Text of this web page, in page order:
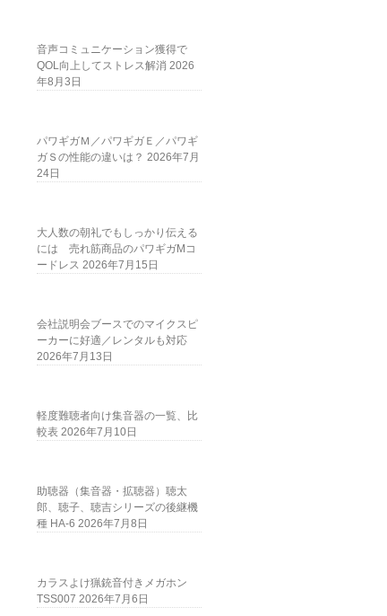
音声コミュニケーション獲得で
QOL向上してストレス解消 2026
年8月3日
パワギガＭ／パワギガＥ／パワギ
ガＳの性能の違いは？ 2026年7月
24日
大人数の朝礼でもしっかり伝える
には 売れ筋商品のパワギガMコ
ードレス 2026年7月15日
会社説明会ブースでのマイクスピ
ーカーに好適／レンタルも対応
2026年7月13日
軽度難聴者向け集音器の一覧、比
較表 2026年7月10日
助聴器（集音器・拡聴器）聴太
郎、聴子、聴吉シリーズの後継機
種 HA-6 2026年7月8日
カラスよけ猟銃音付きメガホン
TSS007 2026年7月6日